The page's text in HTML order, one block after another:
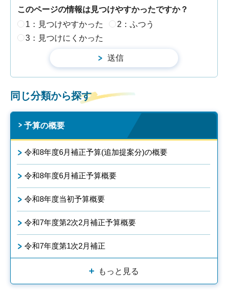
このページの情報は見つけやすかったですか？
1：見つけやすかった
2：ふつう
3：見つけにくかった
同じ分類から探す
予算の概要
令和8年度6月補正予算(追加提案分)の概要
令和8年度6月補正予算概要
令和8年度当初予算概要
令和7年度第2次2月補正予算概要
令和7年度第1次2月補正
もっと見る